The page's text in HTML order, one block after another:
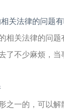
关法律的问题
相关法律的问
了不少麻烦，
之一的，可以